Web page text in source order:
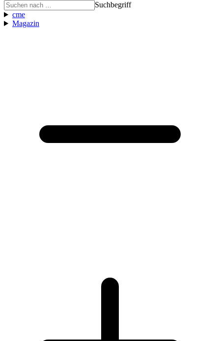
Suchbegriff
cme
Magazin